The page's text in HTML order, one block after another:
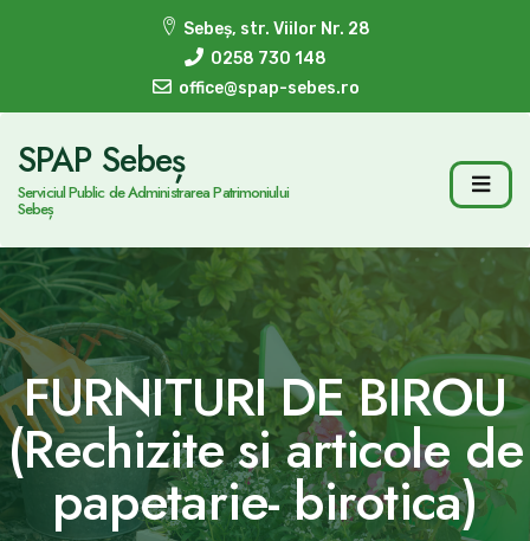
Sebeș, str. Viilor Nr. 28
0258 730 148
office@spap-sebes.ro
SPAP Sebeș
Serviciul Public de Administrarea Patrimoniului
Sebeș
FURNITURI DE BIROU
(Rechizite si articole de
papetarie- birotica)